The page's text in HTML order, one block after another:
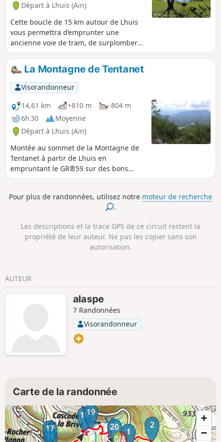
Jaquette à proximité du chemin.
Départ à Lhuis (Ain)
Cette boucle de 15 km autour de Lhuis
vous permettra d’emprunter une
ancienne voie de tram, de surplomber
un bel étang, de suivre des ruisseaux
typiques, d’observer un résurgence, de
traverser un pierrier. Plusieurs points de
vue sur le Rhône et sa vallée, sur le
centre de production nucléaire de Creys
ou encore sur la montagne de Tentanet
rendent cette randonnée très
attrayante.
La Montagne de Tentanet
Visorandonneur
14,61 km
+810 m
-804 m
6h 30
Moyenne
Départ à Lhuis (Ain)
Montée au sommet de la Montagne de
Tentanet à partir de Lhuis en
empruntant le GR®59 sur des bons
chemins de randonnée.
Pour plus de randonnées, utilisez notre moteur de recherche
.
Les descriptions et la trace GPS de ce circuit restent la
propriété de leur auteur. Ne pas les copier sans son
autorisation.
AUTEUR
alaspe
7 Randonnées
Visorandonneur
Carte de la randonnée
1
2
16
17
1819
20